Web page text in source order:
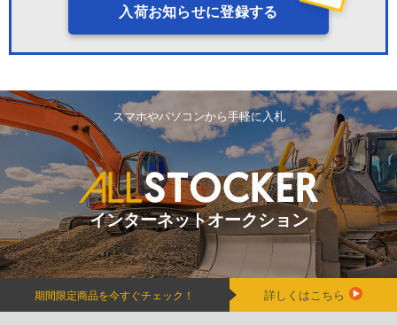
入荷お知らせに登録する
スマホやパソコンから手軽に入札
インターネットオークション
期間限定商品を今すぐチェック！ 詳しくはこちら